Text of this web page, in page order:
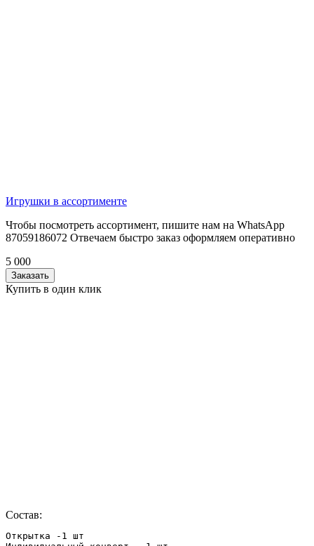
Игрушки в ассортименте
Чтобы посмотреть ассортимент, пишите нам на WhatsApp
87059186072 Отвечаем быстро заказ оформляем оперативно
5 000
Заказать
Купить в один клик
Состав:
Открытка -1 шт